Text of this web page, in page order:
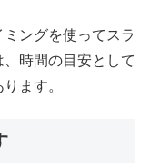
ングを使ってスラ
時間の目安として
ます。